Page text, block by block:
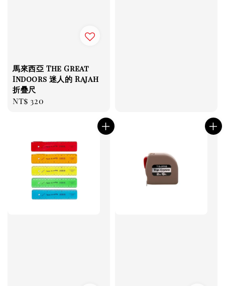
馬來西亞 The Great
Indoors 迷人的 Rajah
折疊尺
Regular
NT$ 320